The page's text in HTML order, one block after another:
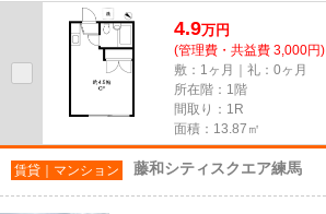
4.9万円
(管理費・共益費 3,000円)
敷：1ヶ月｜礼：0ヶ月
所在階：1階
間取り：1R
面積：13.87㎡
賃貸｜マンション 藤和シティスクエア練馬